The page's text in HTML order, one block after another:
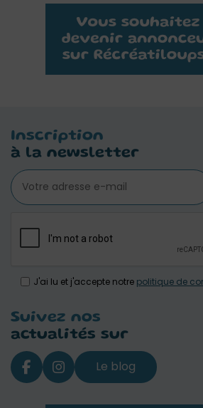
Inscription
à la newsletter
J'ai lu et j'accepte notre politique de
Suivez nos
actualités sur
Le blog